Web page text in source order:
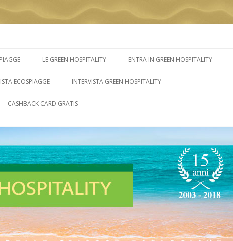
LE GREEN HOSPITALITY ENTRA IN GREEN HOSPITALITY
ECOSPIAGGE INTERVISTA GREEN HOSPITALITY
CASHBACK CARD GRATIS